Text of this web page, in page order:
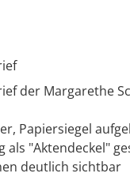
der Margarethe
Papiersiegel
als "Aktendeckel"
deutlich sichtbar